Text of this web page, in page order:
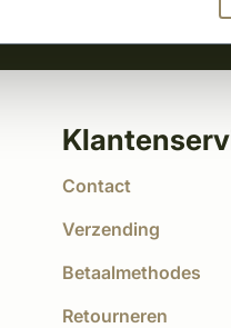
Contact
Verzending
Betaalmethodes
Retourneren